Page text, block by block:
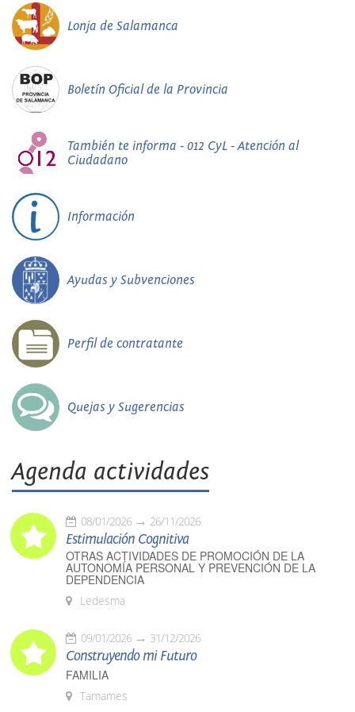
Lonja de Salamanca
Boletín Oficial de la Provincia
También te informa - 012 CyL - Atención al
Ciudadano
Información
Ayudas y Subvenciones
Perfil de contratante
Quejas y Sugerencias
Agenda actividades
08/01/2026 26/11/2026
Estimulación Cognitiva
OTRAS ACTIVIDADES DE PROMOCIÓN DE LA
AUTONOMÍA PERSONAL Y PREVENCIÓN DE LA
DEPENDENCIA
Ledesma
09/01/2026 31/12/2026
Construyendo mi Futuro
FAMILIA
Tamames